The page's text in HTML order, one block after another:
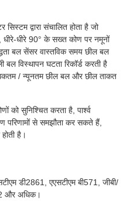
द्वारा संचालित होता है जो
धीरे-धीरे 90° के सख्त कोण पर नमूनों
बल सेंसर वास्तविक समय छील बल
विस्थापन घटता रिकॉर्ड करती है
/ न्यूनतम छील बल और छील ताकत
को सुनिश्चित करता है, पार्श्व
परिणामों से समझौता कर सकते हैं,
है।
डी2861, एएसटीएम बी571, जीबी/
और अधिक।